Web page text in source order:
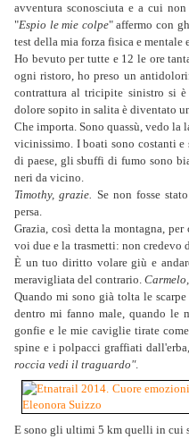
avventura sconosciuta e a cui
"Espio le mie colpe" affermo con
test della mia forza fisica e mentale
Ho bevuto per tutte e 12 le ore
ogni ristoro, ho preso un
contrattura al tricipite sinistro si
dolore sopito in salita è diventato
Che importa. Sono quassù, vedo la
vicinissimo. I boati sono costanti
di paese, gli sbuffi di fumo sono
neri da vicino.
Timothy, grazie. Se non fosse
persa.
Grazia, così detta la montagna,
voi due e la trasmetti: non credevo
È un tuo diritto volare giù e
meravigliata del contrario.
Quando mi sono già tolta le
dentro mi fanno male, quando le
gonfie e le mie caviglie tirate
spine e i polpacci graffiati
roccia vedi il traguardo".
E sono gli ultimi 5 km quelli in cui